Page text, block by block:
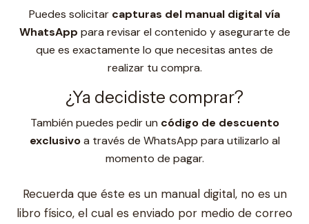
Puedes solicitar capturas del manual digital vía
WhatsApp para revisar el contenido y asegurarte de
que es exactamente lo que necesitas antes de
realizar tu compra.
¿Ya decidiste comprar?
También puedes pedir un código de descuento
exclusivoa través de WhatsApp para utilizarlo al
momento de pagar.
Recuerda que éste es un manual digital, no es un
libro físico, el cual es enviado por medio de correo